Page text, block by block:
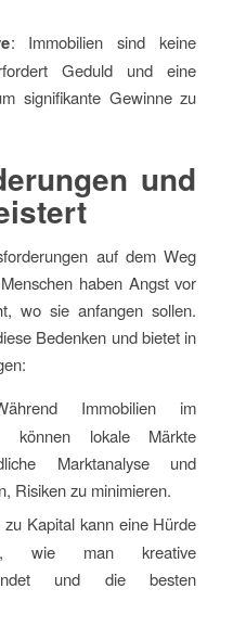
: Immobilien sind keine
Geduld und eine
signifikante Gewinne zu
und
auf dem Weg
haben Angst vor
wo sie anfangen sollen.
Bedenken und bietet in
Immobilien im
können lokale Märkte
Marktanalyse und
Risiken zu minimieren.
Kapital kann eine Hürde
wie man kreative
findet und die besten